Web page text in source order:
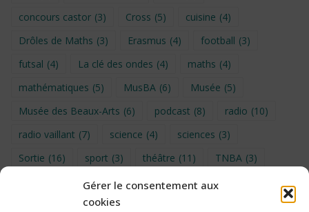
Gérer le consentement aux
cookies
concours castor (3) Cross (5) cuisine (4)
Drôles de Maths (3) Erasmus (4) football (3)
futsal (4) La clé des ondes (4) maths (4)
mathématiques (5) MusBA (6) Musée (5)
Musée des Beaux-Arts (6) podcast (8) radio (10)
radio vaillant (7) science (4) sciences (3)
Sortie (16) sport (3) théâtre (11) TNBA (3)
UNSS (9) upe2a (7) vidéo
Voyage en provence 2026